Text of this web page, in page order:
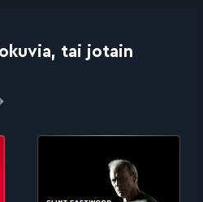
tai jotain